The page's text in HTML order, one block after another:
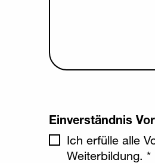
Einverständnis
Ich erfülle alle
Weiterbildung. *